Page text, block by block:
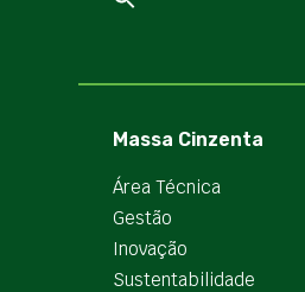
Massa Cinzenta
Área Técnica
Gestão
Inovação
Sustentabilidade